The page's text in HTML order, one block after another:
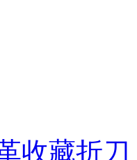
收藏折刀